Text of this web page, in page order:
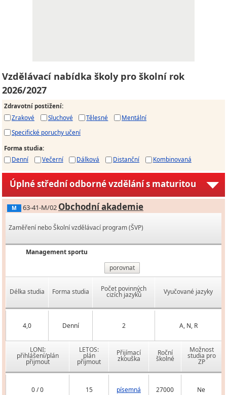
Vzdělávací nabídka školy pro školní rok
2026/2027
Zdravotní postižení:
Zrakové
Sluchové Tělesné
Mentální
Specifické poruchy učení
Forma studia:
Denní
Večerní Dálková Distanční Kombinovaná
Úplné střední odborné vzdělání s maturitou
M 63-41-M/02 Obchodní akademie
Zaměření nebo Školní vzdělávací program (ŠVP)
Management sportu
porovnat
Délka studia Forma studia Počet povinných
cizích jazyků Vyučované jazyky
4,0 Denní 2 A, N, R
LONI:
přihlášení/plán
přijmout
LETOS:
plán
přijmout
Přijímací
zkouška
Roční
školné
Možnost
studia pro
ZP
0 / 0 15 písemná 27000 Ne